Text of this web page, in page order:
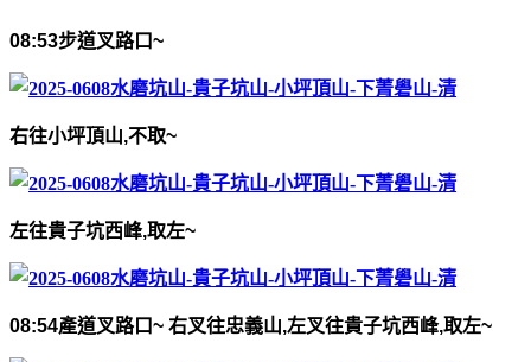
08:53步道叉路口~
右往小坪頂山,不取~
左往貴子坑西峰,取左~
08:54產道叉路口~ 右叉往忠義山,左叉往貴子坑西峰,取左~